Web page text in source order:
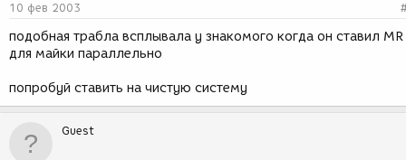
10 фев 2003
подобная трабла всплывала у знакомого когда он ставил MR
для майки параллельно
попробуй ставить на чистую систему
Guest